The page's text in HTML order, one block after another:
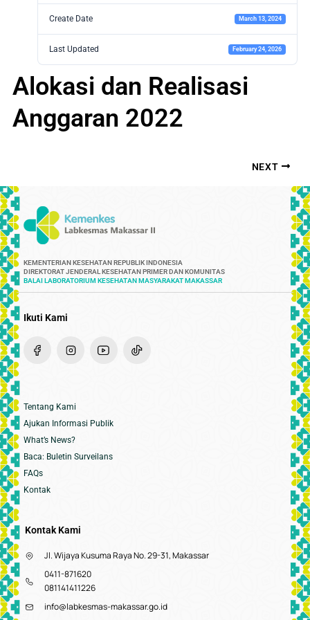
Create Date March 13, 2024
Last Updated February 24, 2026
Alokasi dan Realisasi
Anggaran 2022
NEXT
KEMENTERIAN KESEHATAN REPUBLIK INDONESIA
DIREKTORAT JENDERAL KESEHATAN PRIMER DAN KOMUNITAS
BALAI LABORATORIUM KESEHATAN MASYARAKAT MAKASSAR
Ikuti Kami
Tentang Kami
Ajukan Informasi Publik
What’s News?
Baca: Buletin Surveilans
FAQs
Kontak
Kontak Kami
Jl. Wijaya Kusuma Raya No. 29-31, Makassar
0411-871620
081141411226
info@labkesmas-makassar.go.id